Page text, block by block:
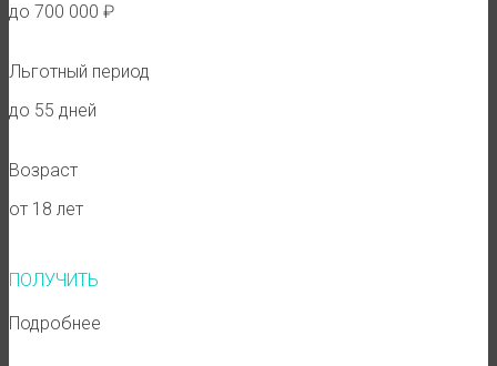
до 700 000 ₽
Льготный период
до 55 дней
Возраст
от 18 лет
ПОЛУЧИТЬ
Подробнее